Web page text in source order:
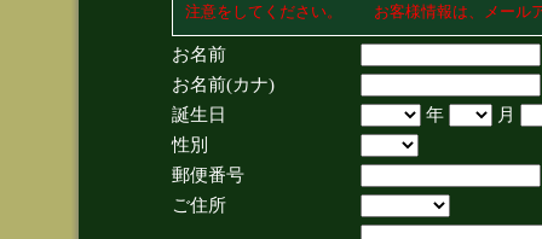
注意をしてください。 お客様情報は、メール
お名前
お名前(カナ)
誕生日
年
月
性別
郵便番号
ご住所